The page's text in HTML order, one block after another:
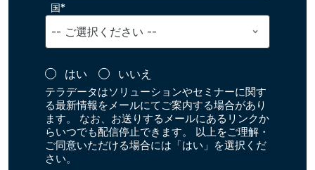
国*
はい いいえ
テラデータはソリューションやセミナーに関す
る最新情報をメールにてご案内する場合があり
ます。 なお、お送りするメールにあるリンクか
らいつでも配信停止できます。 以上をご理解・
ご同意いただける場合には「はい」を選択くだ
さい。